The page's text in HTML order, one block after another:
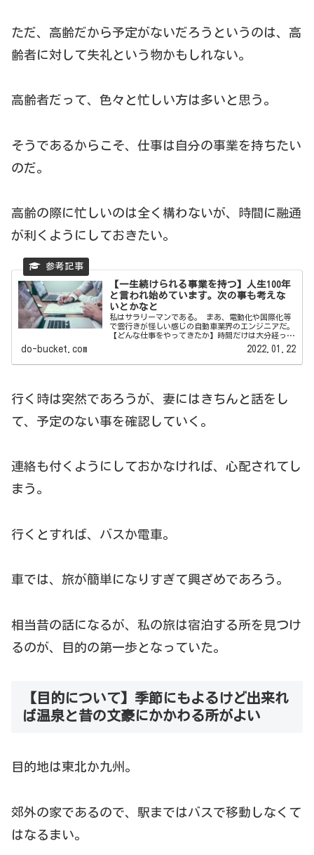
ただ、高齢だから予定がないだろうというのは、高
齢者に対して失礼という物かもしれない。
高齢者だって、色々と忙しい方は多いと思う。
そうであるからこそ、仕事は自分の事業を持ちたい
のだ。
高齢の際に忙しいのは全く構わないが、時間に融通
が利くようにしておきたい。
【一生続けられる事業を持つ】人生100年
と言われ始めています。次の事も考えな
いとかなと
私はサラリーマンである。 まあ、電動化や国際化等
で雲行きが怪しい感じの自動車業界のエンジニアだ。
【どんな仕事をやってきたか】時間だけは大分経って
do-bucket.com 2022.01.22
行く時は突然であろうが、妻にはきちんと話をし
て、予定のない事を確認していく。
連絡も付くようにしておかなければ、心配されてし
まう。
行くとすれば、バスか電車。
車では、旅が簡単になりすぎて興ざめであろう。
相当昔の話になるが、私の旅は宿泊する所を見つけ
るのが、目的の第一歩となっていた。
【目的について】季節にもよるけど出来れ
ば温泉と昔の文豪にかかわる所がよい
目的地は東北か九州。
郊外の家であるので、駅まではバスで移動しなくて
はなるまい。